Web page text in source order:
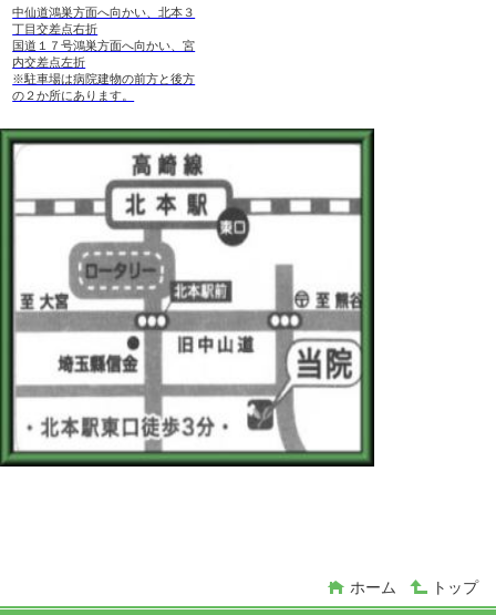
中仙道鴻巣方面へ向かい、北本３
丁目交差点右折
国道１７号鴻巣方面へ向かい、宮
内交差点左折
※駐車場は病院建物の前方と後方
の２か所にあります。
ホーム トップ